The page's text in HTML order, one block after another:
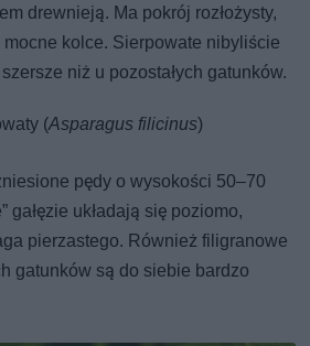
drewnieją. Ma pokrój rozłożysty,
kolce. Sierpowate nibyliście
niż u pozostałych gatunków.
(Asparagus filicinus)
pędy o wysokości 50–70
gałęzie układają się poziomo,
pierzastego. Również filigranowe
gatunków są do siebie bardzo